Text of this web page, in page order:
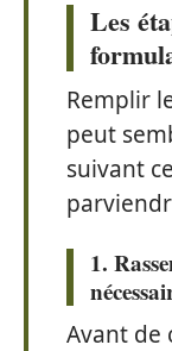
Les
Remplir
peut
suivant
1.
Avant de